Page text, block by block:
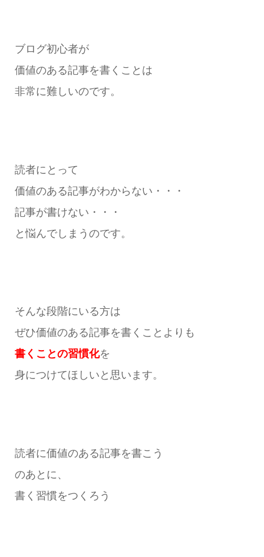
ブログ初心者が
価値のある記事を書くことは
非常に難しいのです。
読者にとって
価値のある記事がわからない・・・
記事が書けない・・・
と悩んでしまうのです。
そんな段階にいる方は
ぜひ価値のある記事を書くことよりも
書くことの習慣化を
身につけてほしいと思います。
読者に価値のある記事を書こう
のあとに、
書く習慣をつくろう